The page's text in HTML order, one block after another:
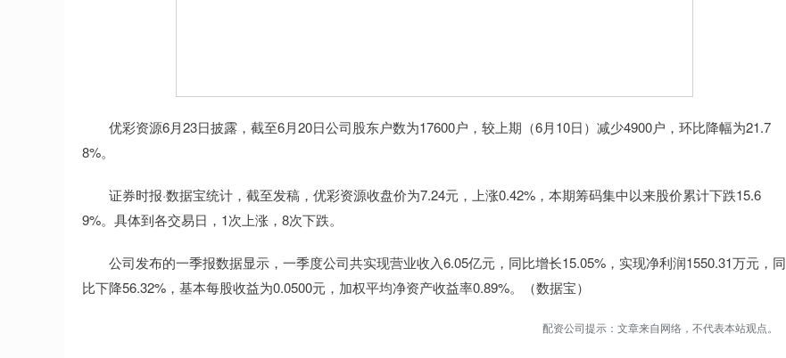
优彩资源6月23日披露，截至6月20日公司股东户数为17600户，较上期（6月10日）减少4900户，环比降幅为21.7
8%。
证券时报·数据宝统计，截至发稿，优彩资源收盘价为7.24元，上涨0.42%，本期筹码集中以来股价累计下跌15.6
9%。具体到各交易日，1次上涨，8次下跌。
公司发布的一季报数据显示，一季度公司共实现营业收入6.05亿元，同比增长15.05%，实现净利润1550.31万元，同
比下降56.32%，基本每股收益为0.0500元，加权平均净资产收益率0.89%。（数据宝）
配资公司提示：文章来自网络，不代表本站观点。